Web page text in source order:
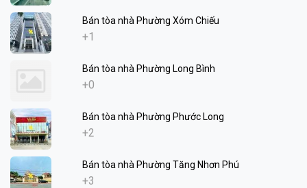
Bán tòa nhà Phường Xóm Chiếu
+1
Bán tòa nhà Phường Long Bình
+0
Bán tòa nhà Phường Phước Long
+2
Bán tòa nhà Phường Tăng Nhơn Phú
+3